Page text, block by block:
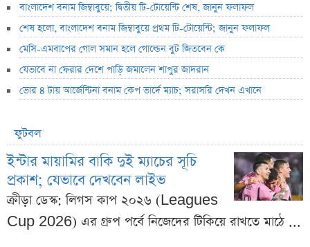
বাংলাদেশ বনাম জিম্বাবুয়ে; দ্বিতীয় টি-টোয়েন্টি শেষ, জানুন ফলাফল
শেষ হলো, বাংলাদেশ বনাম জিম্বাবুয়ে প্রথম টি-টোয়েন্টি; জানুন ফলাফল
মেসি-এমবাপের গোল সমান হলে গোল্ডেন বুট জিতবেন কে
যেভাবে না ফেরার দেশে পাড়ি জমালেন শাপুর জাদরান
ভোর ৪ টায় আর্জেন্টিনা বনাম কেপ ভার্দে ম্যাচ; সরাসরি দেখন এখানে
ফুটবল
ইন্টার মায়ামির বাকি দুই ম্যাচের সূচি
প্রকাশ; যেভাবে দেখবেন লাইভ
ক্রীড়া ডেস্ক: লিগস কাপ ২০২৬ (Leagues
Cup 2026) এর গ্রুপ পর্বে নিজেদের টিকিয়ে রাখতে মাঠে ...